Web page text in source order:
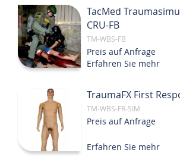
TacMed
CRU-FB
TM-WBS-FB
Preis auf Anfrage
Erfahren Sie mehr
TraumaFX First
TM-WBS-FR-SIM
Preis auf Anfrage
Erfahren Sie mehr